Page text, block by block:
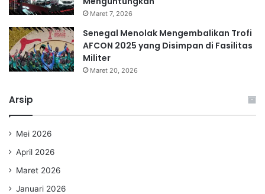
Maret 7, 2026
Senegal Menolak Mengembalikan Trofi
AFCON 2025 yang Disimpan di Fasilitas
Militer
Maret 20, 2026
Arsip
Mei 2026
April 2026
Maret 2026
Januari 2026